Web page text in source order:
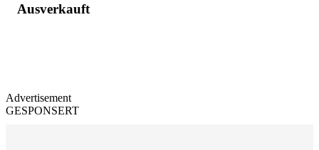
Ausverkauft
Advertisement
GESPONSERT